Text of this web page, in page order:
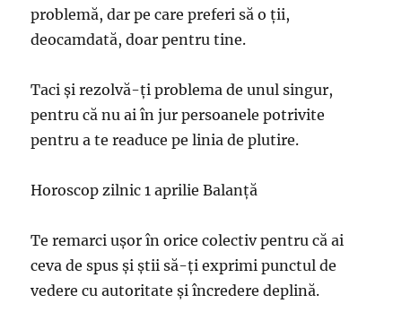
problemă, dar pe care preferi să o ţii,
deocamdată, doar pentru tine.
Taci şi rezolvă-ţi problema de unul singur,
pentru că nu ai în jur persoanele potrivite
pentru a te readuce pe linia de plutire.
Horoscop zilnic 1 aprilie Balanță
Te remarci uşor în orice colectiv pentru că ai
ceva de spus şi ştii să-ţi exprimi punctul de
vedere cu autoritate şi încredere deplină.